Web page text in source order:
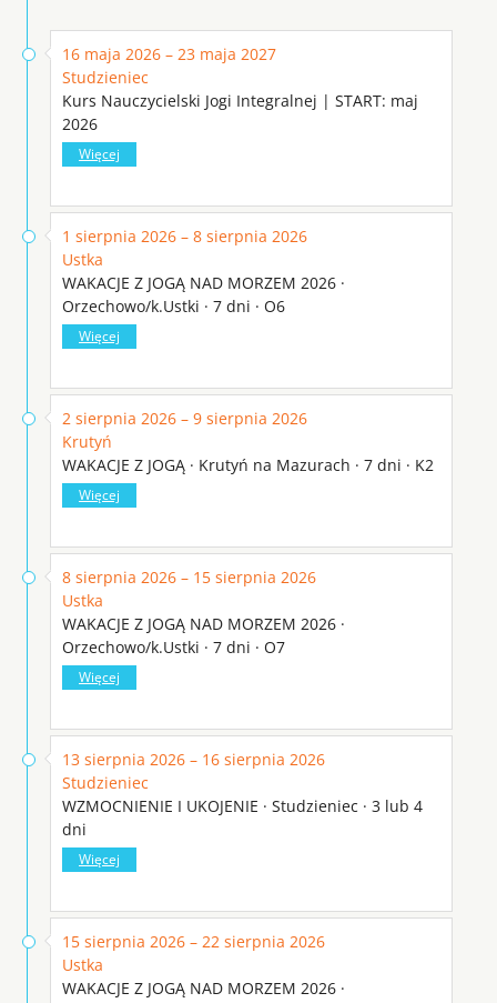
16 maja 2026 – 23 maja 2027
Studzieniec
Kurs Nauczycielski Jogi Integralnej | START: maj
2026
Więcej
1 sierpnia 2026 – 8 sierpnia 2026
Ustka
WAKACJE Z JOGĄ NAD MORZEM 2026 ·
Orzechowo/k.Ustki · 7 dni · O6
Więcej
2 sierpnia 2026 – 9 sierpnia 2026
Krutyń
WAKACJE Z JOGĄ · Krutyń na Mazurach · 7 dni · K2
Więcej
8 sierpnia 2026 – 15 sierpnia 2026
Ustka
WAKACJE Z JOGĄ NAD MORZEM 2026 ·
Orzechowo/k.Ustki · 7 dni · O7
Więcej
13 sierpnia 2026 – 16 sierpnia 2026
Studzieniec
WZMOCNIENIE I UKOJENIE · Studzieniec · 3 lub 4
dni
Więcej
15 sierpnia 2026 – 22 sierpnia 2026
Ustka
WAKACJE Z JOGĄ NAD MORZEM 2026 ·